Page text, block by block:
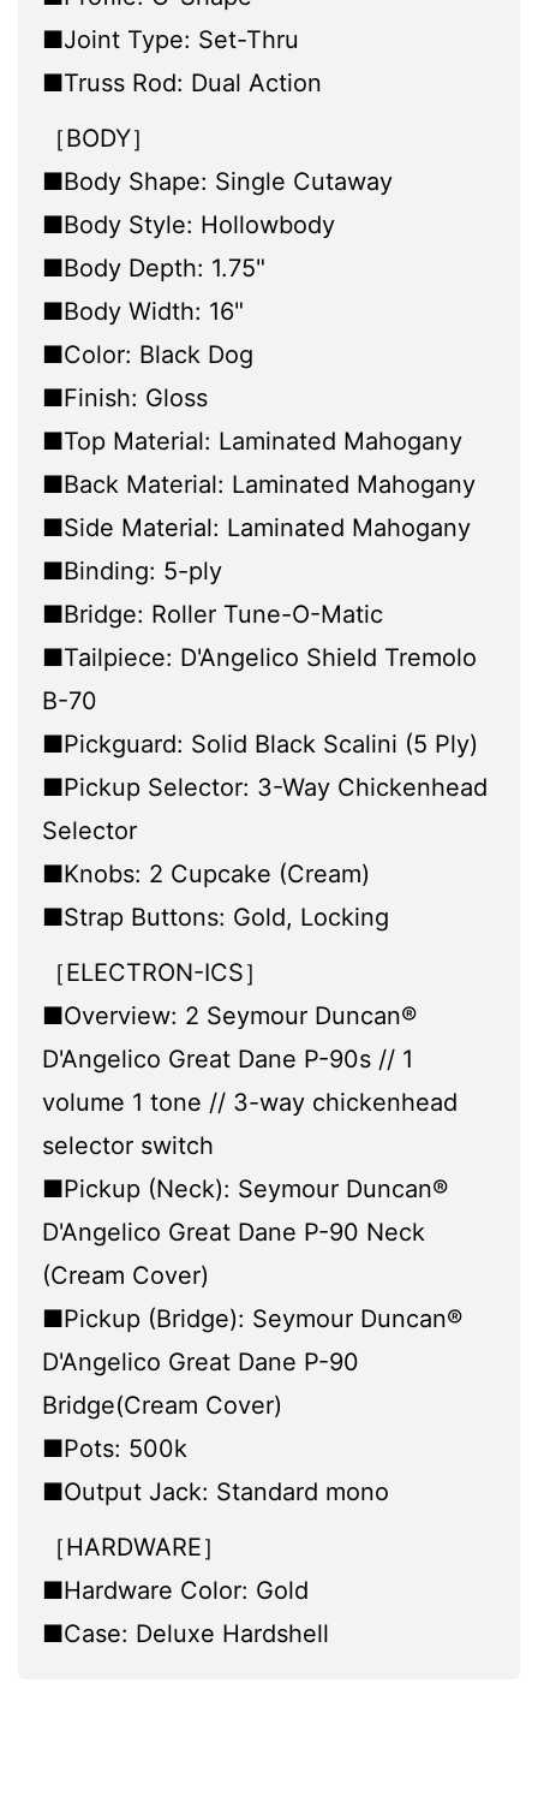
■Joint Type: Set-Thru
■Truss Rod: Dual Action
［BODY］
■Body Shape: Single Cutaway
■Body Style: Hollowbody
■Body Depth: 1.75"
■Body Width: 16"
■Color: Black Dog
■Finish: Gloss
■Top Material: Laminated Mahogany
■Back Material: Laminated Mahogany
■Side Material: Laminated Mahogany
■Binding: 5-ply
■Bridge: Roller Tune-O-Matic
■Tailpiece: D'Angelico Shield Tremolo
B-70
■Pickguard: Solid Black Scalini (5 Ply)
■Pickup Selector: 3-Way Chickenhead
Selector
■Knobs: 2 Cupcake (Cream)
■Strap Buttons: Gold, Locking
［ELECTRON-ICS］
■Overview: 2 Seymour Duncan®
D'Angelico Great Dane P-90s // 1
volume 1 tone // 3-way chickenhead
selector switch
■Pickup (Neck): Seymour Duncan®
D'Angelico Great Dane P-90 Neck
(Cream Cover)
■Pickup (Bridge): Seymour Duncan®
D'Angelico Great Dane P-90
Bridge(Cream Cover)
■Pots: 500k
■Output Jack: Standard mono
［HARDWARE］
■Hardware Color: Gold
■Case: Deluxe Hardshell